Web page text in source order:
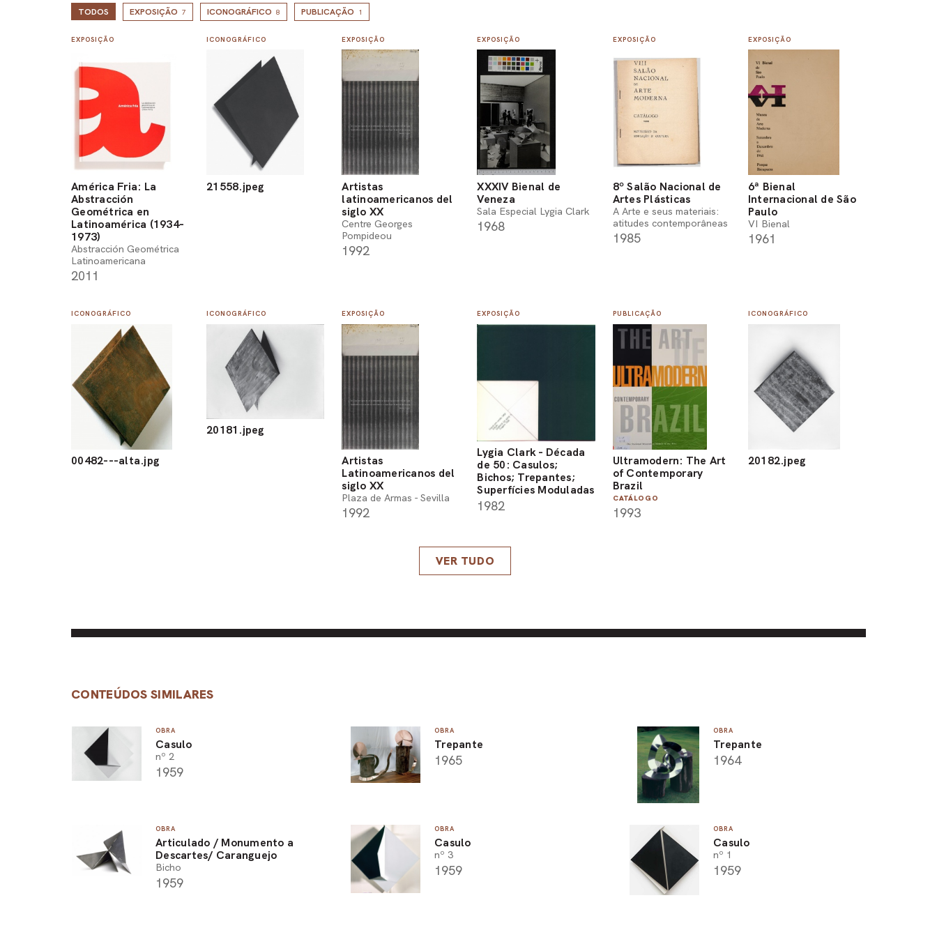
TODOS EXPOSIÇÃO 7 ICONOGRÁFICO 8 PUBLICAÇÃO 1
EXPOSIÇÃO
América Fria: La
Abstracción
Geométrica en
Latinoamérica (1934-
1973)
Abstracción Geométrica
Latinoamericana
2011
ICONOGRÁFICO
21558.jpeg
EXPOSIÇÃO
Artistas
latinoamericanos del
siglo XX
Centre Georges
Pompideou
1992
EXPOSIÇÃO
XXXIV Bienal de
Veneza
Sala Especial Lygia Clark
1968
EXPOSIÇÃO
8º Salão Nacional de
Artes Plásticas
A Arte e seus materiais:
atitudes contemporâneas
1985
EXPOSIÇÃO
6ª Bienal
Internacional de São
Paulo
VI Bienal
1961
ICONOGRÁFICO
00482---alta.jpg
ICONOGRÁFICO
20181.jpeg
EXPOSIÇÃO
Artistas
Latinoamericanos del
siglo XX
Plaza de Armas - Sevilla
1992
EXPOSIÇÃO
Lygia Clark - Década
de 50: Casulos;
Bichos; Trepantes;
Superfícies Moduladas
1982
PUBLICAÇÃO
Ultramodern: The Art
of Contemporary
Brazil
CATÁLOGO
1993
ICONOGRÁFICO
20182.jpeg
VER TUDO
CONTEÚDOS SIMILARES
OBRA
Casulo
nº 2
1959
OBRA
Trepante
1965
OBRA
Trepante
1964
OBRA
Articulado / Monumento a
Descartes/ Caranguejo
Bicho
1959
OBRA
Casulo
nº 3
1959
OBRA
Casulo
nº 1
1959